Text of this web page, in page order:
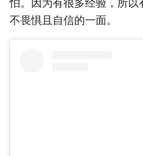
怕。因为有很多经验，所
不畏惧且自信的一面。